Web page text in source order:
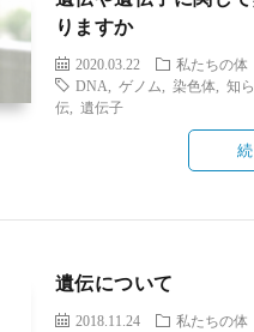
りますか
2020.03.22
私たちの体
DNA
ゲノム 染色体 知
伝, 遺伝子
遺伝について
2018.11.24
私たちの体